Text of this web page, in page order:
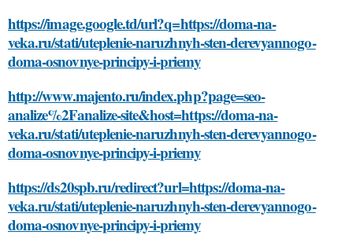
https://image.google.td/url?q=https://doma-na-
veka.ru/stati/uteplenie-naruzhnyh-sten-derevyannogo-
doma-osnovnye-principy-i-priemy
http://www.majento.ru/index.php?page=seo-
analize%2Fanalize-site&host=https://doma-na-
veka.ru/stati/uteplenie-naruzhnyh-sten-derevyannogo-
doma-osnovnye-principy-i-priemy
https://ds20spb.ru/redirect?url=https://doma-na-
veka.ru/stati/uteplenie-naruzhnyh-sten-derevyannogo-
doma-osnovnye-principy-i-priemy